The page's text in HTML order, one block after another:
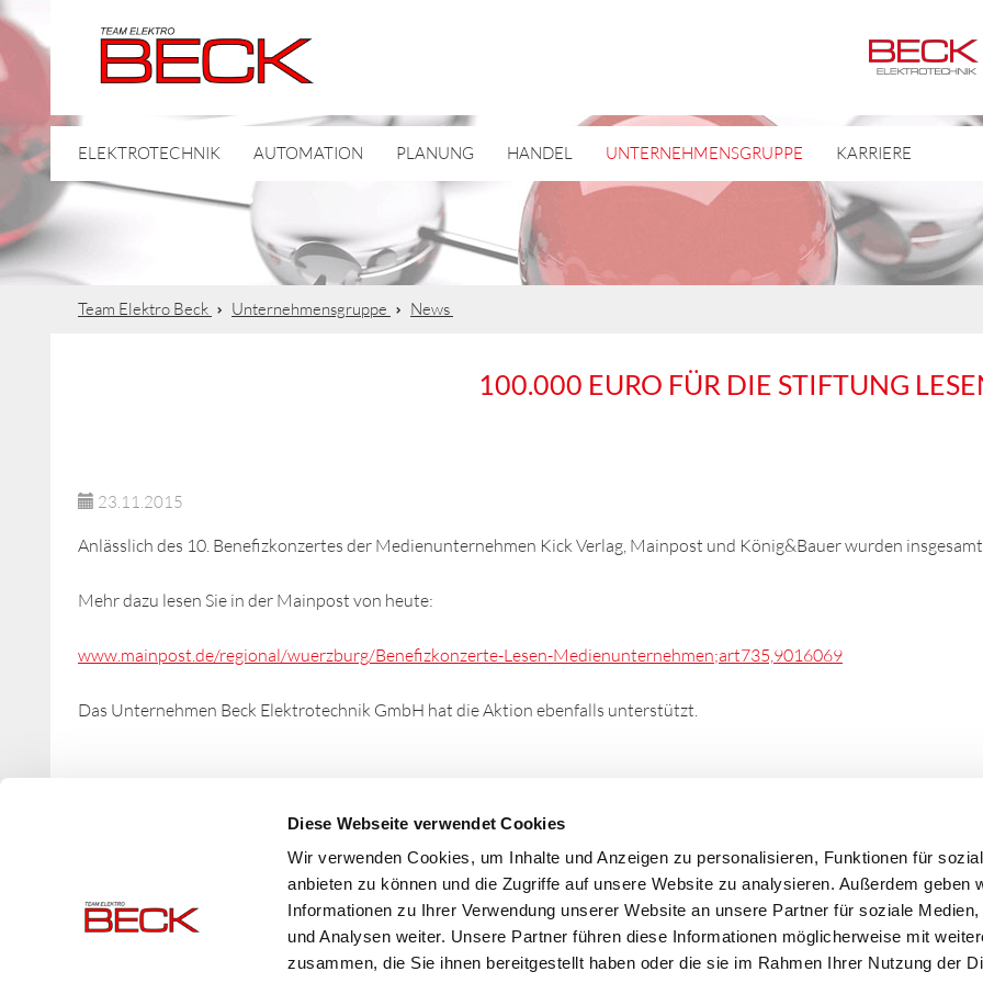
Diese Webseite verwendet Cookies
Wir verwenden Cookies, um Inhalte und Anzeigen zu personalisieren, Funktionen für
anbieten zu können und die Zugriffe auf unsere Website zu analysieren. Außerdem geben
Informationen zu Ihrer Verwendung unserer Website an unsere Partner für soziale Medien,
und Analysen weiter. Unsere Partner führen diese Informationen möglicherweise mit
zusammen, die Sie ihnen bereitgestellt haben oder die sie im Rahmen Ihrer Nutzung der
ELEKTROTECHNIK AUTOMATION PLANUNG HANDEL UNTERNEHMENSGRUPPE KARRIERE
Team Elektro Beck Unternehmensgruppe News
100.000 EURO FÜR DIE STIFTUNG
23.11.2015
Anlässlich des 10. Benefizkonzertes der Medienunternehmen Kick Verlag, Mainpost und König&Bauer wurden
Mehr dazu lesen Sie in der Mainpost von heute:
www.mainpost.de/regional/wuerzburg/Benefizkonzerte-Lesen-Medienunternehmen;art735,9016069
Das Unternehmen Beck Elektrotechnik GmbH hat die Aktion ebenfalls unterstützt.